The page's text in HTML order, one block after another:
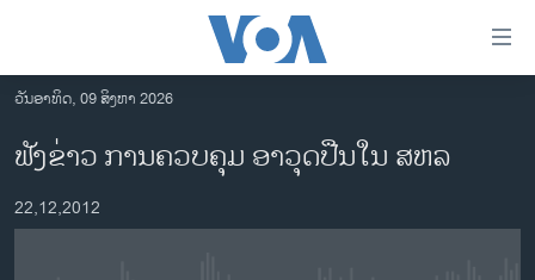
ເຂົ້າ
ຫາ
ຂ້າມ
ຂ້າມ
ຂ້າມ
ລາວ
ອາເມຣິກາ
ວັນອາທິດ, 09 ສິງຫາ 2026
ຟັງຂ່າວ ການຄວບຄຸມ ອາວຸດປືນໃນ ສຫລ
22,12,2012